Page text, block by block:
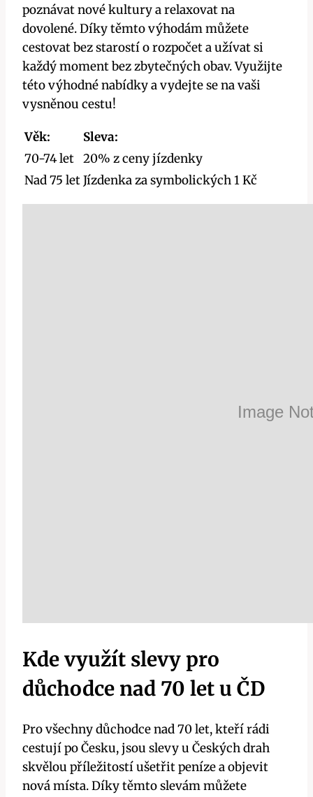
poznávat nové kultury a relaxovat na
dovolené. Díky těmto výhodám můžete
cestovat bez starostí o rozpočet a užívat si
každý moment bez zbytečných obav. Využijte
této výhodné nabídky a vydejte se na vaši
vysněnou cestu!
Věk:
Sleva:
70-74 let 20% z ceny jízdenky
Nad 75 letJízdenka za symbolických 1 Kč
Kde využít slevy pro
důchodce nad 70 let u ČD
Pro všechny důchodce nad 70 let, kteří rádi
cestují po Česku, jsou slevy u Českých drah
skvělou příležitostí ušetřit peníze a objevit
nová místa. Díky těmto slevám můžete